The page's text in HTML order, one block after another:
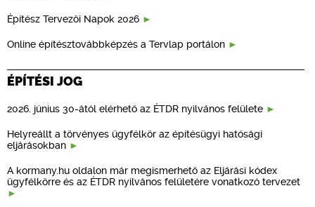
Építész Tervezői Napok 2026
Online építésztovábbképzés a Tervlap portálon
ÉPÍTÉSI JOG
2026. június 30-ától elérhető az ÉTDR nyilvános felülete
Helyreállt a törvényes ügyfélkör az építésügyi hatósági
eljárásokban
A kormany.hu oldalon már megismerhető az Eljárási kódex
ügyfélkörre és az ÉTDR nyilvános felületére vonatkozó tervezet